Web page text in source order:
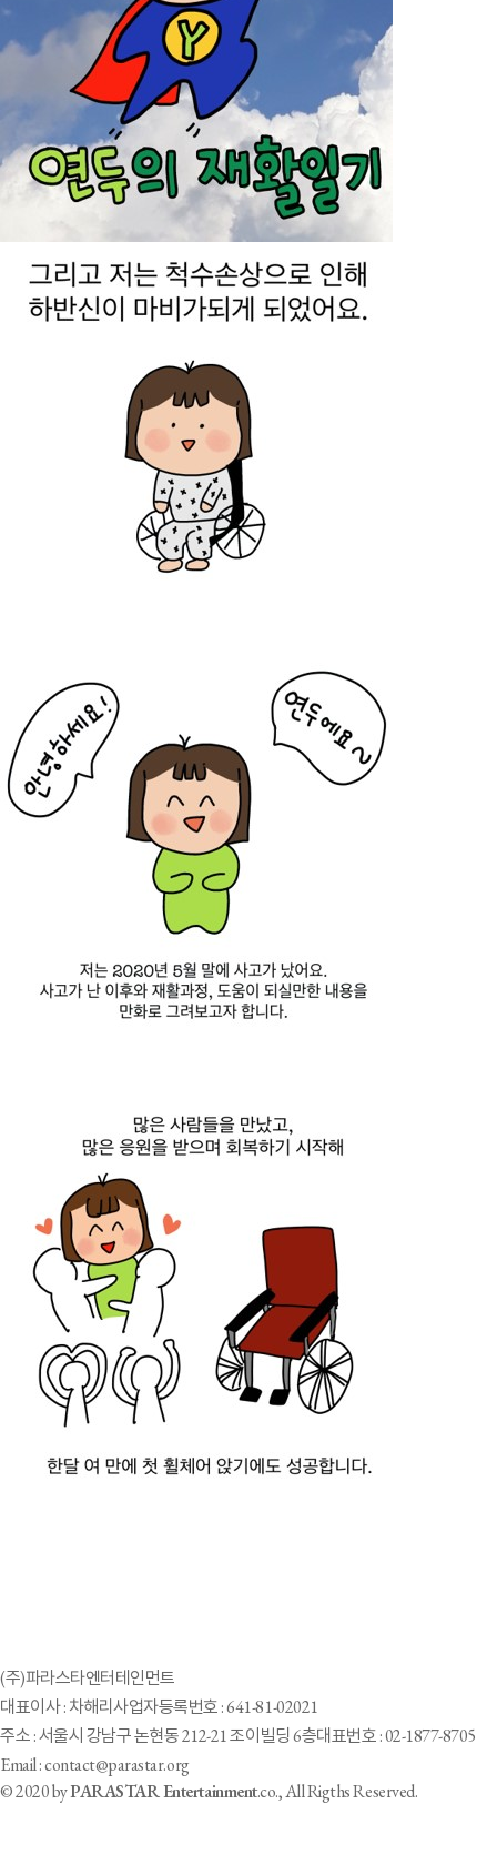
(주)파라스타엔터테인먼트
대표이사 : 차해리사업자등록번호 : 641-81-02021
주소 : 서울시 강남구 논현동 212-21 조이빌딩 6층대표번호 : 02-1877-8705
Email : contact@parastar.org
© 2020 byPARASTAR Entertainment.co., All Rigths Reserved.